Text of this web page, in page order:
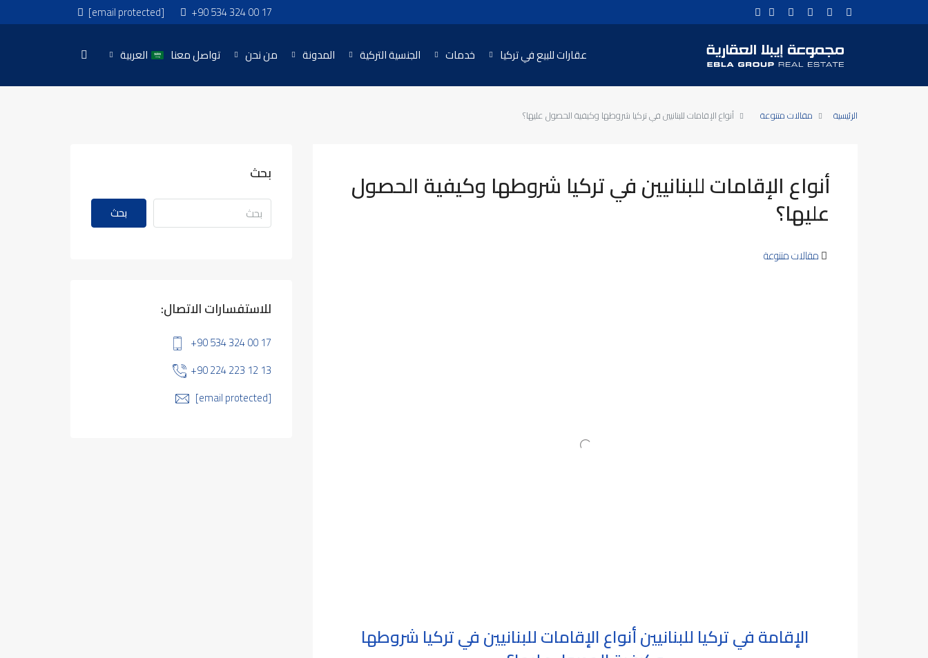
+90 534 324 00 17
[email protected]
عقارات للبيع في تركيا خدمات الجنسية التركية المدونة من نحن تواصل معنا العربية
الرئيسية مقالات متنوعة أنواع الإقامات للبنانيين في تركيا شروطها وكيفية الحصول عليها؟
أنواع الإقامات للبنانيين في تركيا شروطها وكيفية الحصول
عليها؟
مقالات متنوعة
الإقامة في تركيا للبنانيين أنواع الإقامات للبنانيين في تركيا شروطها
بحث
بحث
للاستفسارات الاتصال:
+90 534 324 00 17
+90 224 223 12 13
[email protected]